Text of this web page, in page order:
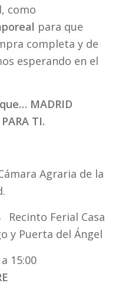
como
para que
completa y de
esperando en el
MADRID
TI.
Agraria de la
Recinto Ferial Casa
y Puerta del Ángel
15:00